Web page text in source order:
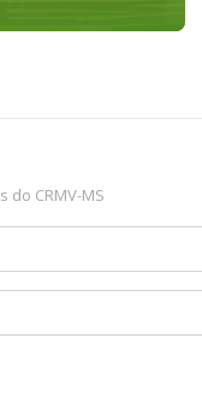
do CRMV-MS